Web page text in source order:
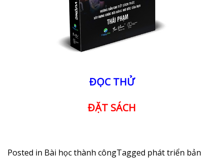
ĐỌC THỬ
ĐẶT SÁCH
Posted in Bài học thành côngTagged phát triển bản